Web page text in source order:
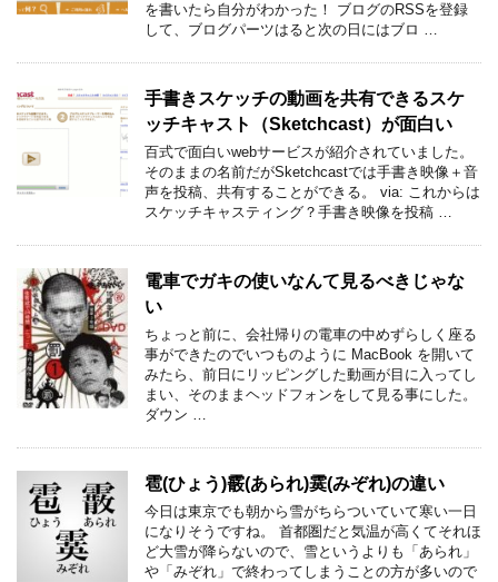
を書いたら自分がわかった！ ブログのRSSを登録
して、ブログパーツはると次の日にはブロ …
手書きスケッチの動画を共有できるスケ
ッチキャスト（Sketchcast）が面白い
百式で面白いwebサービスが紹介されていました。
そのままの名前だがSketchcastでは手書き映像＋音
声を投稿、共有することができる。 via: これからは
スケッチキャスティング？手書き映像を投稿 …
電車でガキの使いなんて見るべきじゃな
い
ちょっと前に、会社帰りの電車の中めずらしく座る
事ができたのでいつものように MacBook を開いて
みたら、前日にリッピングした動画が目に入ってし
まい、そのままヘッドフォンをして見る事にした。
ダウン …
雹(ひょう)霰(あられ)霙(みぞれ)の違い
今日は東京でも朝から雪がちらついていて寒い一日
になりそうですね。 首都圏だと気温が高くてそれほ
ど大雪が降らないので、雪というよりも「あられ」
や「みぞれ」で終わってしまうことの方が多いので